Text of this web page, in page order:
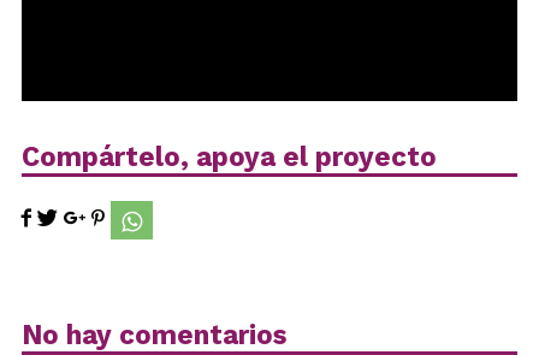
Compártelo, apoya el proyecto
No hay comentarios